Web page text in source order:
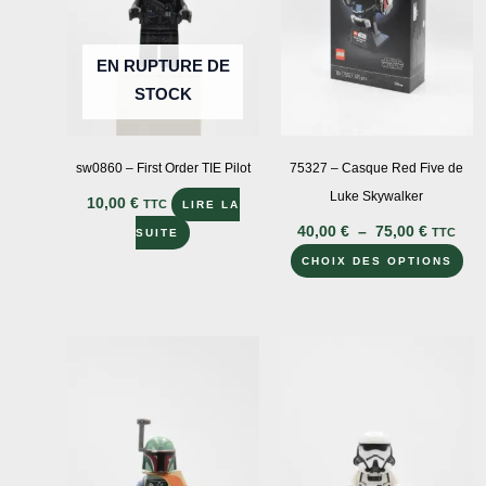
EN RUPTURE DE
STOCK
sw0860 – First Order TIE Pilot
10,00 € TTC LIRE LA
SUITE
75327 – Casque Red Five de
Luke Skywalker
40,00€ – 75,00€Plage
de
prix :
40,00 €
TTC
CHOIX DES OPTIONS
Ce